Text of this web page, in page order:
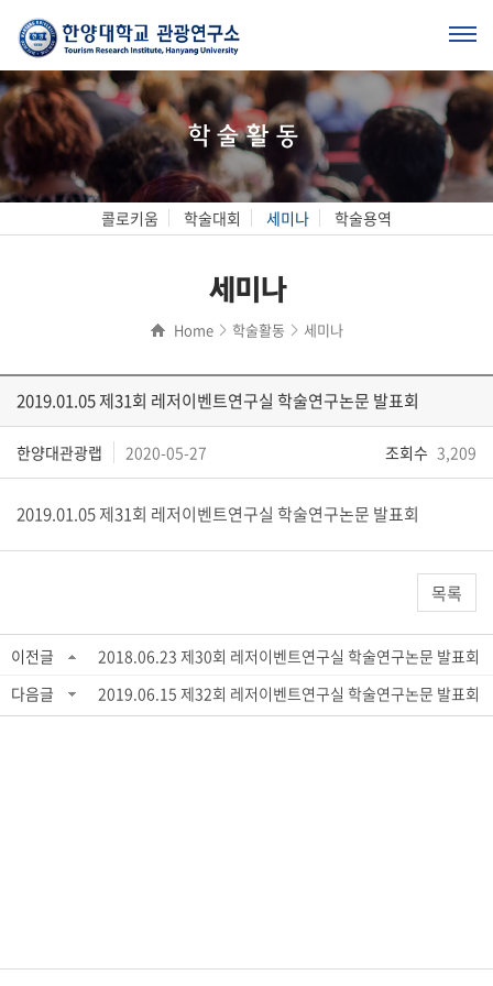
학술활동
콜로키움 학술대회 세미나 학술용역
세미나
Home 학술활동 세미나
2019.01.05 제31회 레저이벤트연구실 학술연구논문 발표회
한양대관광랩 2020-05-27 조회수 3,209
2019.01.05 제31회 레저이벤트연구실 학술연구논문 발표회
목록
이전글
2018.06.23 제30회 레저이벤트연구실 학술연구논문 발표회
다음글
2019.06.15 제32회 레저이벤트연구실 학술연구논문 발표회